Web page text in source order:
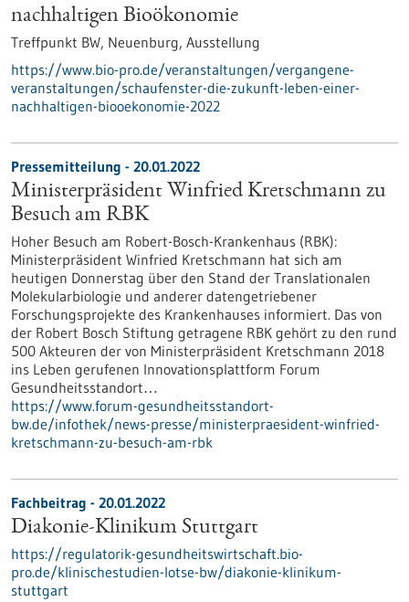
nachhaltigen Bioökonomie
Treffpunkt BW, Neuenburg, Ausstellung
https://www.bio-pro.de/veranstaltungen/vergangene-
veranstaltungen/schaufenster-die-zukunft-leben-einer-
nachhaltigen-biooekonomie-2022
Pressemitteilung - 20.01.2022
Ministerpräsident Winfried Kretschmann zu
Besuch am RBK
Hoher Besuch am Robert-Bosch-Krankenhaus (RBK):
Ministerpräsident Winfried Kretschmann hat sich am
heutigen Donnerstag über den Stand der Translationalen
Molekularbiologie und anderer datengetriebener
Forschungsprojekte des Krankenhauses informiert. Das von
der Robert Bosch Stiftung getragene RBK gehört zu den rund
500 Akteuren der von Ministerpräsident Kretschmann 2018
ins Leben gerufenen Innovationsplattform Forum
Gesundheitsstandort…
https://www.forum-gesundheitsstandort-
bw.de/infothek/news-presse/ministerpraesident-winfried-
kretschmann-zu-besuch-am-rbk
Fachbeitrag - 20.01.2022
Diakonie-Klinikum Stuttgart
https://regulatorik-gesundheitswirtschaft.bio-
pro.de/klinischestudien-lotse-bw/diakonie-klinikum-
stuttgart